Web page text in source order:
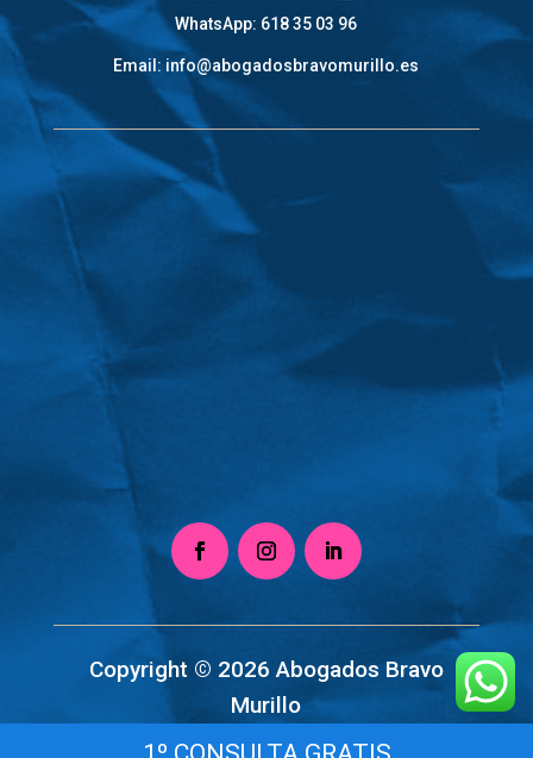
WhatsApp: 618 35 03 96
Email: info@abogadosbravomurillo.es
Copyright © 2026 Abogados Bravo
Murillo